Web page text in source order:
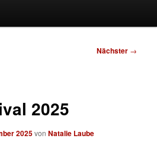
Nächster →
2025
2025vonNatalie Laube